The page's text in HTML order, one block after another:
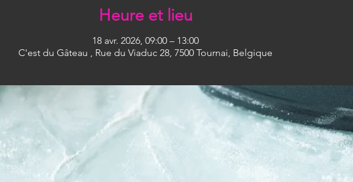
Heure et lieu
18 avr. 2026, 09:00 – 13:00
C'est du Gâteau , Rue du Viaduc 28, 7500 Tournai, Belgique